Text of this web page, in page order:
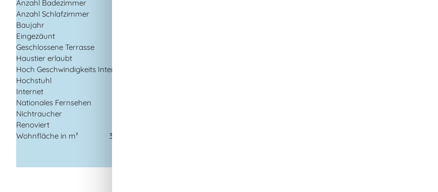
Anzahl Badezimmer
Anzahl Schlafzimmer
Baujahr
Eingezäunt
Geschlossene Terrasse
Haustier erlaubt
Hoch Geschwindigkeits Internet
Hochstuhl
Internet
Nationales Fernsehen
Nichtraucher
Renoviert
Wohnfläche in m²
37 m²